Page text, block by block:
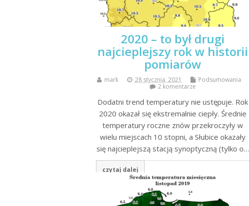
2020 – to był drugi
najcieplejszy rok w historii
pomiarów
mark 28 stycznia, 2021
Podsumowania
2 komentarze
Dodatni trend temperatury nie ustępuje. Rok
2020 okazał się ekstremalnie ciepły. Średnie
temperatury roczne znów przekroczyły w
wielu miejscach 10 stopni, a Słubice okazały
się najcieplejszą stacją synoptyczną (tylko o…
czytaj dalej